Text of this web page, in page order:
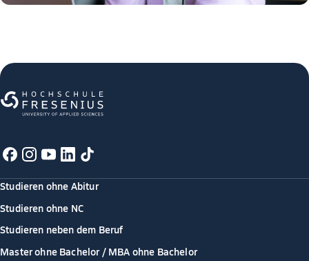
Studieren ohne Abitur
Studieren ohne NC
Studieren neben dem Beruf
Master ohne Bachelor / MBA ohne Bachelor